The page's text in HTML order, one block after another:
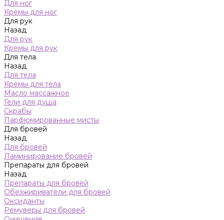
Для ног
Кремы для ног
Для рук
Назад
Для рук
Кремы для рук
Для тела
Назад
Для тела
Кремы для тела
Масло массажное
Гели для душа
Скрабы
Парфюмированные мисты
Для бровей
Назад
Для бровей
Ламинирование бровей
Препараты для бровей
Назад
Препараты для бровей
Обезжириватели для бровей
Оксиданты
Ремуверы для бровей